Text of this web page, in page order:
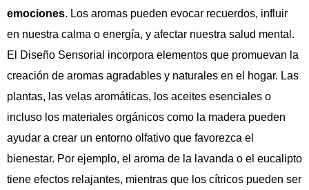
emociones. Los aromas pueden evocar recuerdos, influir
en nuestra calma o energía, y afectar nuestra salud mental.
El Diseño Sensorial incorpora elementos que promuevan la
creación de aromas agradables y naturales en el hogar. Las
plantas, las velas aromáticas, los aceites esenciales o
incluso los materiales orgánicos como la madera pueden
ayudar a crear un entorno olfativo que favorezca el
bienestar. Por ejemplo, el aroma de la lavanda o el eucalipto
tiene efectos relajantes, mientras que los cítricos pueden ser